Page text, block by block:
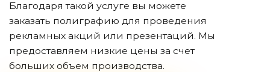
Благодаря такой услуге вы можете
заказать полиграфию для проведения
рекламных акций или презентаций. Мы
предоставляем низкие цены за счет
больших объем производства.